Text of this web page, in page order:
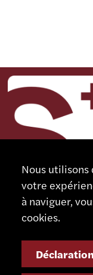
CONTACT
Rue Nomlieutant 1
CH - 2735 Bévilard
Nous
votre
à naviguer,
cookies.